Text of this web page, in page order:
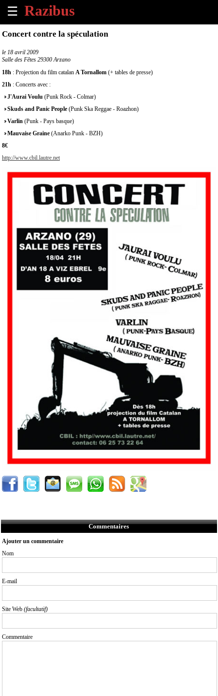
☰
×
Tous
évènements
à
venir
un
Contact
Concert contre la spéculation
le 18 avril 2009
Salle des Fêtes 29300 Arzano
18h : Projection du film catalan A Tornallom (+ tables de presse)
21h : Concerts avec :
J'Aurai Voulu (Punk Rock - Colmar)
Skuds and Panic People (Punk Ska Reggae - Roazhon)
Varlin (Punk - Pays basque)
Mauvaise Graine (Anarko Punk - BZH)
8€
http://www.cbil.lautre.net
Commentaires
Ajouter un commentaire
Nom
E-mail
Site Web (facultatif)
Commentaire